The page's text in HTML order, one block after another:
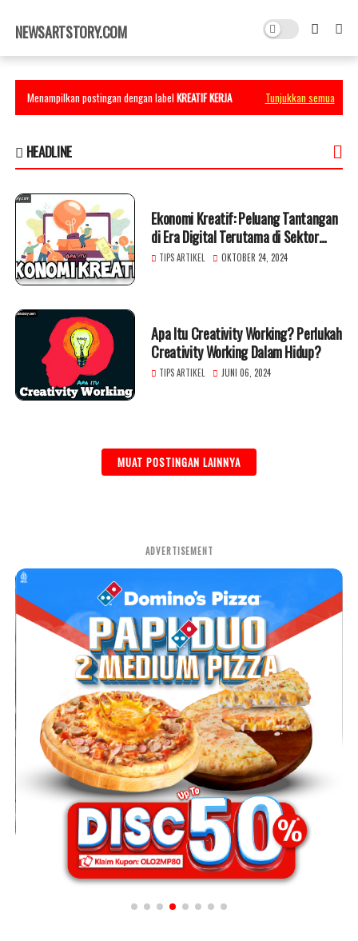
×
NEWSARTSTORY.COM
Menampilkan postingan dengan labelKREATIF KERJA Tunjukkan semua
HEADLINE
Ekonomi Kreatif: Peluang Tantangan
di Era Digital Terutama di Sektor
Konten Kreator
TIPS ARTIKEL OKTOBER 24, 2024
Apa Itu Creativity Working? Perlukah
Creativity Working Dalam Hidup?
TIPS ARTIKEL JUNI 06, 2024
MUAT POSTINGAN LAINNYA
ADVERTISEMENT